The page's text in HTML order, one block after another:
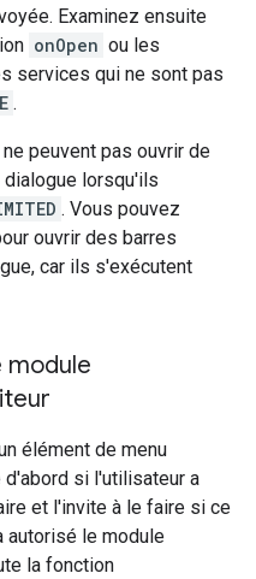
Examinez ensuite
onOpen ou les
services qui ne sont pas
.
peuvent pas ouvrir de
lorsqu'ils
. Vous pouvez
ouvrir des barres
car ils s'exécutent
module
élément de menu
si l'utilisateur a
et l'invite à le faire si ce
autorisé le module
la fonction